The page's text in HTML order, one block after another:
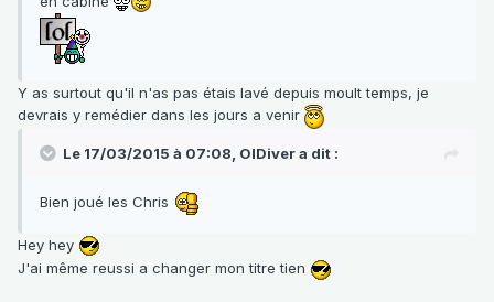
Y as surtout qu'il n'as pas étais lavé depuis moult temps, je
devrais y remédier dans les jours a venir
Le 17/03/2015 à 07:08, OlDiver a dit :
Bien joué les Chris
Hey hey
J'ai même reussi a changer mon titre tien